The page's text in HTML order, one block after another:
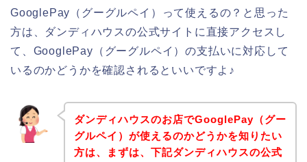
GooglePay（グーグルペイ）って使えるの？と思った
方は、ダンディハウスの公式サイトに直接アクセスし
て、GooglePay（グーグルペイ）の支払いに対応して
いるのかどうかを確認されるといいですよ♪
ダンディハウスのお店でGooglePay（グー
グルペイ）が使えるのかどうかを知りたい
方は、まずは、下記ダンディハウスの公式